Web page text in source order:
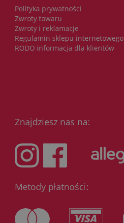
Polityka prywatności
Zwroty towaru
Zwroty i reklamacje
Regulamin sklepu internetowego
RODO informacja dla klientów
Znajdziesz nas na:
Metody płatności: